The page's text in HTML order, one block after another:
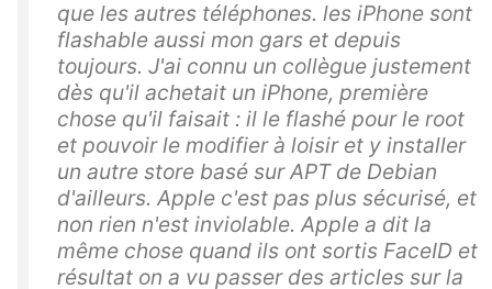
que les autres téléphones. les iPhone sont
flashable aussi mon gars et depuis
toujours. J'ai connu un collègue justement
dès qu'il achetait un iPhone, première
chose qu'il faisait : il le flashé pour le root
et pouvoir le modifier à loisir et y installer
un autre store basé sur APT de Debian
d'ailleurs. Apple c'est pas plus sécurisé, et
non rien n'est inviolable. Apple a dit la
même chose quand ils ont sortis FaceID et
résultat on a vu passer des articles sur la